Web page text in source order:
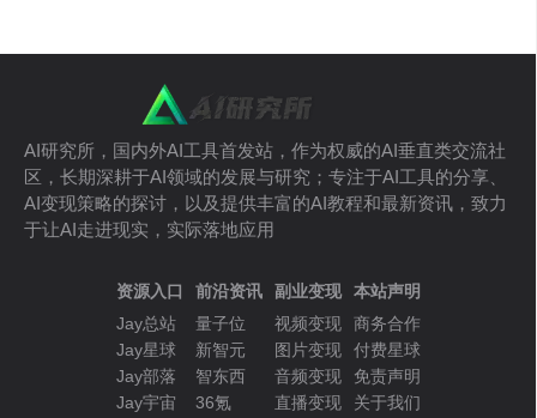
AI研究所，国内外AI工具首发站，作为权威的AI垂直类交流社
区，长期深耕于AI领域的发展与研究；专注于AI工具的分享、
AI变现策略的探讨，以及提供丰富的AI教程和最新资讯，致力
于让AI走进现实，实际落地应用
资源入口
Jay总站
Jay星球
Jay部落
Jay宇宙
前沿资讯
量子位
新智元
智东西
36氪
副业变现
视频变现
图片变现
音频变现
直播变现
本站声明
商务合作
付费星球
免责声明
关于我们